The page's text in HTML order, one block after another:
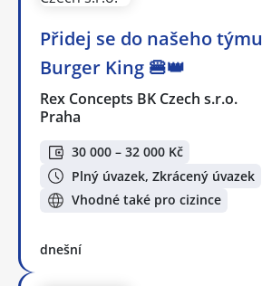
Přidej se do našeho týmu
Burger King 🍔👑
Rex Concepts BK Czech s.r.o.
Praha
30 000 – 32 000 Kč
Plný úvazek, Zkrácený úvazek
Vhodné také pro cizince
dnešní